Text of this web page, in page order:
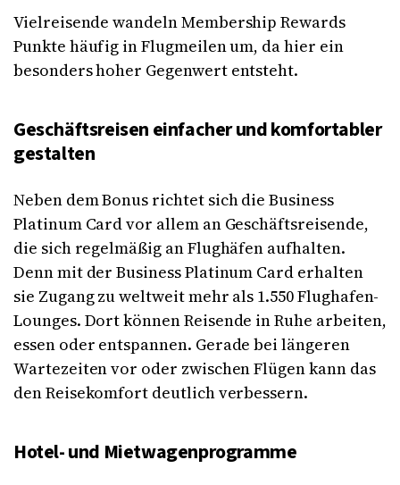
Vielreisende wandeln Membership Rewards
Punkte häufig in Flugmeilen um, da hier ein
besonders hoher Gegenwert entsteht.
Geschäftsreisen einfacher und komfortabler
gestalten
Neben dem Bonus richtet sich die Business
Platinum Card vor allem an Geschäftsreisende,
die sich regelmäßig an Flughäfen aufhalten.
Denn mit der Business Platinum Card erhalten
sie Zugang zu weltweit mehr als 1.550 Flughafen-
Lounges. Dort können Reisende in Ruhe arbeiten,
essen oder entspannen. Gerade bei längeren
Wartezeiten vor oder zwischen Flügen kann das
den Reisekomfort deutlich verbessern.
Hotel- und Mietwagenprogramme